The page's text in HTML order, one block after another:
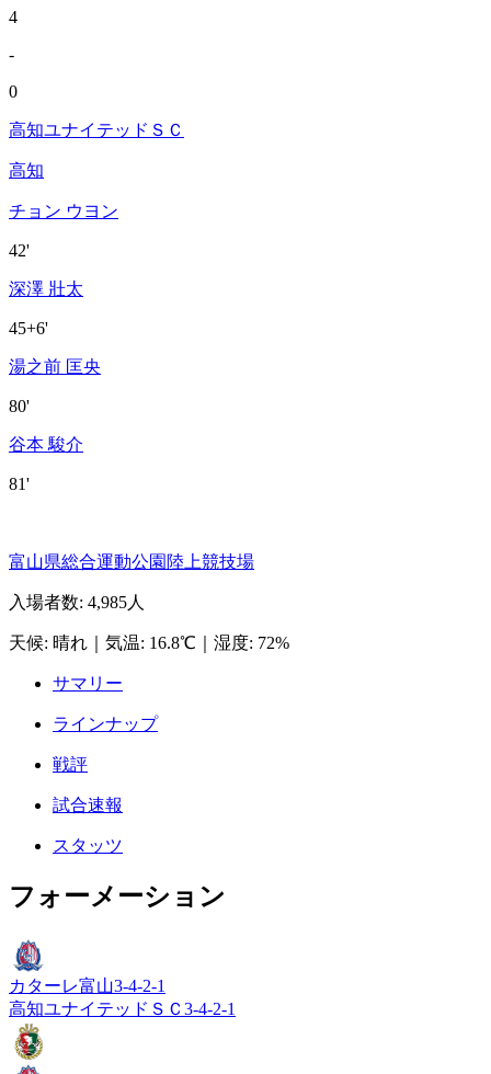
4
-
0
高知ユナイテッドＳＣ
高知
チョン ウヨン
42'
深澤 壯太
45+6'
湯之前 匡央
80'
谷本 駿介
81'
富山県総合運動公園陸上競技場
入場者数: 4,985人
天候: 晴れ 気温: 16.8℃ 湿度: 72%
サマリー
ラインナップ
戦評
試合速報
スタッツ
フォーメーション
カターレ富山3-4-2-1
高知ユナイテッドＳＣ 3-4-2-1